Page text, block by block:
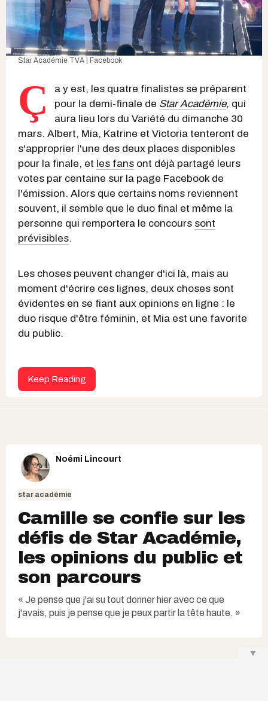
Star Académie TVA | Facebook
Ç
a y est, les quatre finalistes se préparent
pour la demi-finale de Star Académie, qui
aura lieu lors du Variété du dimanche 30
mars. Albert, Mia, Katrine et Victoria tenteront de
s'approprier l'une des deux places disponibles
pour la finale, et les fans ont déjà partagé leurs
votes par centaine sur la page Facebook de
l'émission. Alors que certains noms reviennent
souvent, il semble que le duo final et même la
personne qui remportera le concours sont
prévisibles.
Les choses peuvent changer d'ici là, mais au
moment d'écrire ces lignes, deux choses sont
évidentes en se fiant aux opinions en ligne : le
duo risque d'être féminin, et Mia est une favorite
du public.
Keep Reading
Noémi Lincourt
star académie
Camille se confie sur les
défis de Star Académie,
les opinions du public et
son parcours
« Je pense que j'ai su tout donner hier avec ce que
j'avais, puis je pense que je peux partir la tête haute. »
▼